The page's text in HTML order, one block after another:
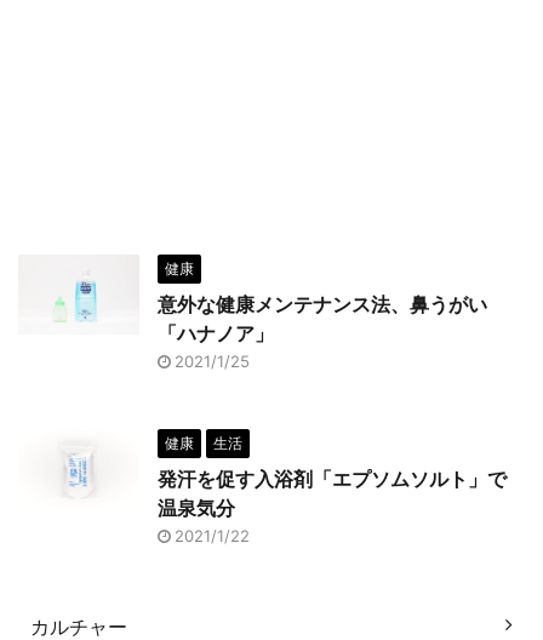
健康
意外な健康メンテナンス法、鼻うがい
「ハナノア」
2021/1/25
健康 生活
発汗を促す入浴剤「エプソムソルト」で
温泉気分
2021/1/22
カルチャー